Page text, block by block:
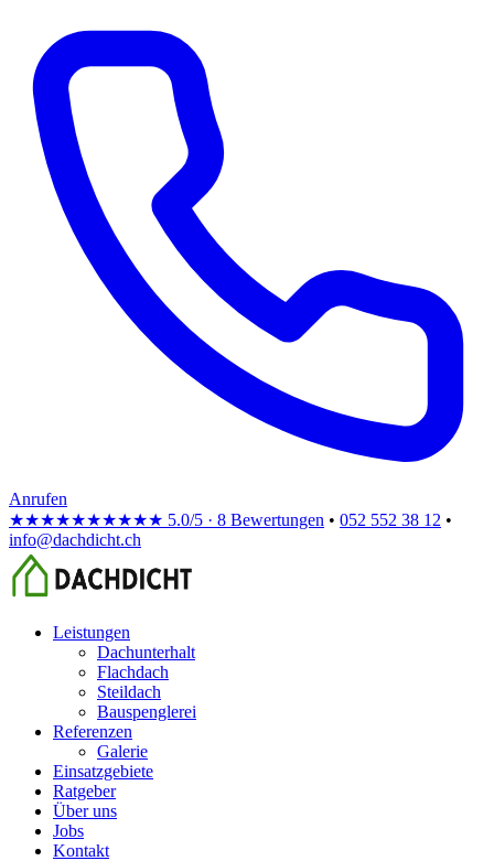
Anrufen
★★★★★★★★★★ 5.0/5 · 8 Bewertungen • 052 552 38 12 •
info@dachdicht.ch
Leistungen
Dachunterhalt
Flachdach
Steildach
Bauspenglerei
Referenzen
Galerie
Einsatzgebiete
Ratgeber
Über uns
Jobs
Kontakt